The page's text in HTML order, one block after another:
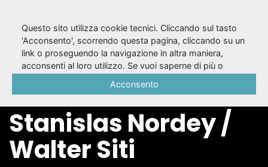
Il corpo del testo :
intervista a
Stanislas Nordey /
Walter Siti
Questo sito utilizza cookie tecnici. Cliccando sul tasto
'Acconsento', scorrendo questa pagina, cliccando su un
link o proseguendo la navigazione in altra maniera,
acconsenti al loro utilizzo. Se vuoi saperne di più o
Acconsento